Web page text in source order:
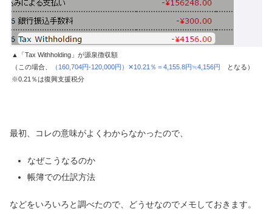
▲「Tax Withholding」が源泉徴収額
（この場合、
（160,704円-120,000円）✕10.21％＝4,155.8円≒4,156円 となる）
※0.21％は復興支援税分
最初、コレの意味がよくわからなかったので、
なぜこうなるのか
帳簿での仕訳方法
などをいろいろと調べたので、どうせなのでメモしておきます。